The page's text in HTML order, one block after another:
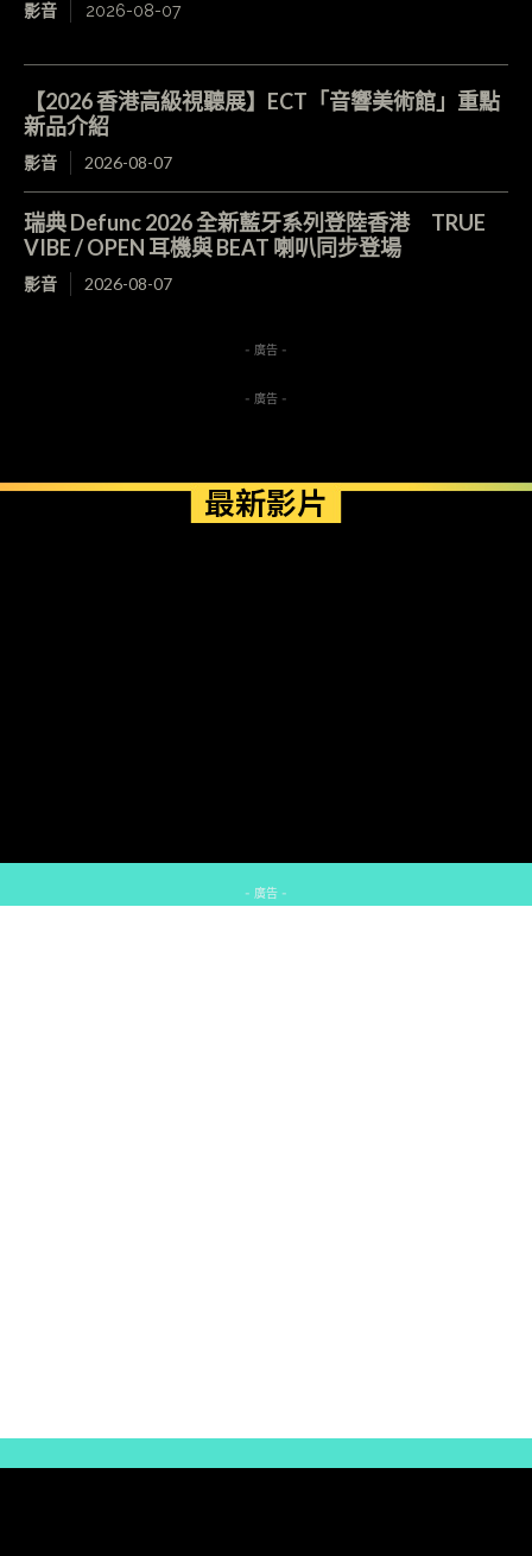
影音 2026-08-07
【2026 香港高級視聽展】ECT「音響美術館」重點
新品介紹
影音 2026-08-07
瑞典 Defunc 2026 全新藍牙系列登陸香港 TRUE
VIBE / OPEN 耳機與 BEAT 喇叭同步登場
影音 2026-08-07
- 廣告 -
- 廣告 -
最新影片
- 廣告 -